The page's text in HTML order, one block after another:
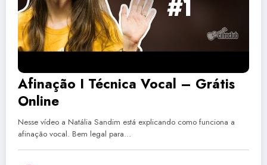
Afinação I Técnica Vocal – Grátis
Online
Nesse vídeo a Natália Sandim está explicando como funciona a
afinação vocal. Bem legal para…